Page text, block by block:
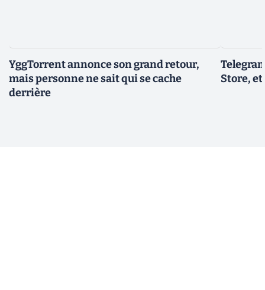
YggTorrent annonce son grand retour,
mais personne ne sait qui se cache
derrière
Store,